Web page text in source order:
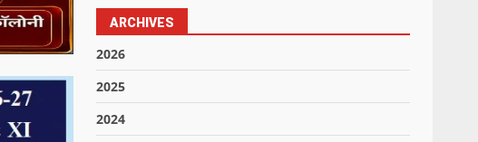
ARCHIVES
2026
2025
2024